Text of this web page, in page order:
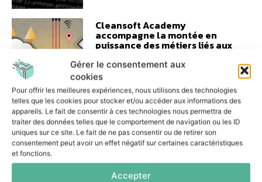
Gérer le consentement aux
cookies
Pour offrir les meilleures expériences, nous utilisons des technologies
telles que les cookies pour stocker et/ou accéder aux informations des
appareils. Le fait de consentir à ces technologies nous permettra de
traiter des données telles que le comportement de navigation ou les ID
uniques sur ce site. Le fait de ne pas consentir ou de retirer son
consentement peut avoir un effet négatif sur certaines caractéristiques
et fonctions.
Accepter
Cleansoft Academy
accompagne la montée en
puissance des métiers liés aux
17 juin 2026
L’IA supervisée permet
d’absorber davantage
d’activité avec les mêmes
équipes